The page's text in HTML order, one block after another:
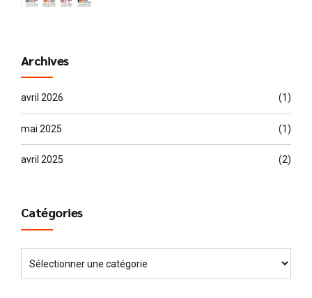
Archives
avril 2026 (1)
mai 2025 (1)
avril 2025 (2)
Catégories